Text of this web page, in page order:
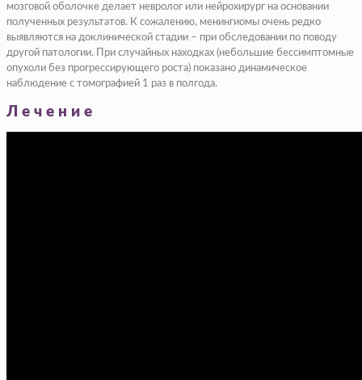
мозговой оболочке делает невролог или нейрохирург на основании
полученных результатов. К сожалению, менингиомы очень редко
выявляются на доклинической стадии – при обследовании по поводу
другой патологии. При случайных находках (небольшие бессимптомные
опухоли без прогрессирующего роста) показано динамическое
наблюдение с томографией 1 раз в полгода.
Лечение